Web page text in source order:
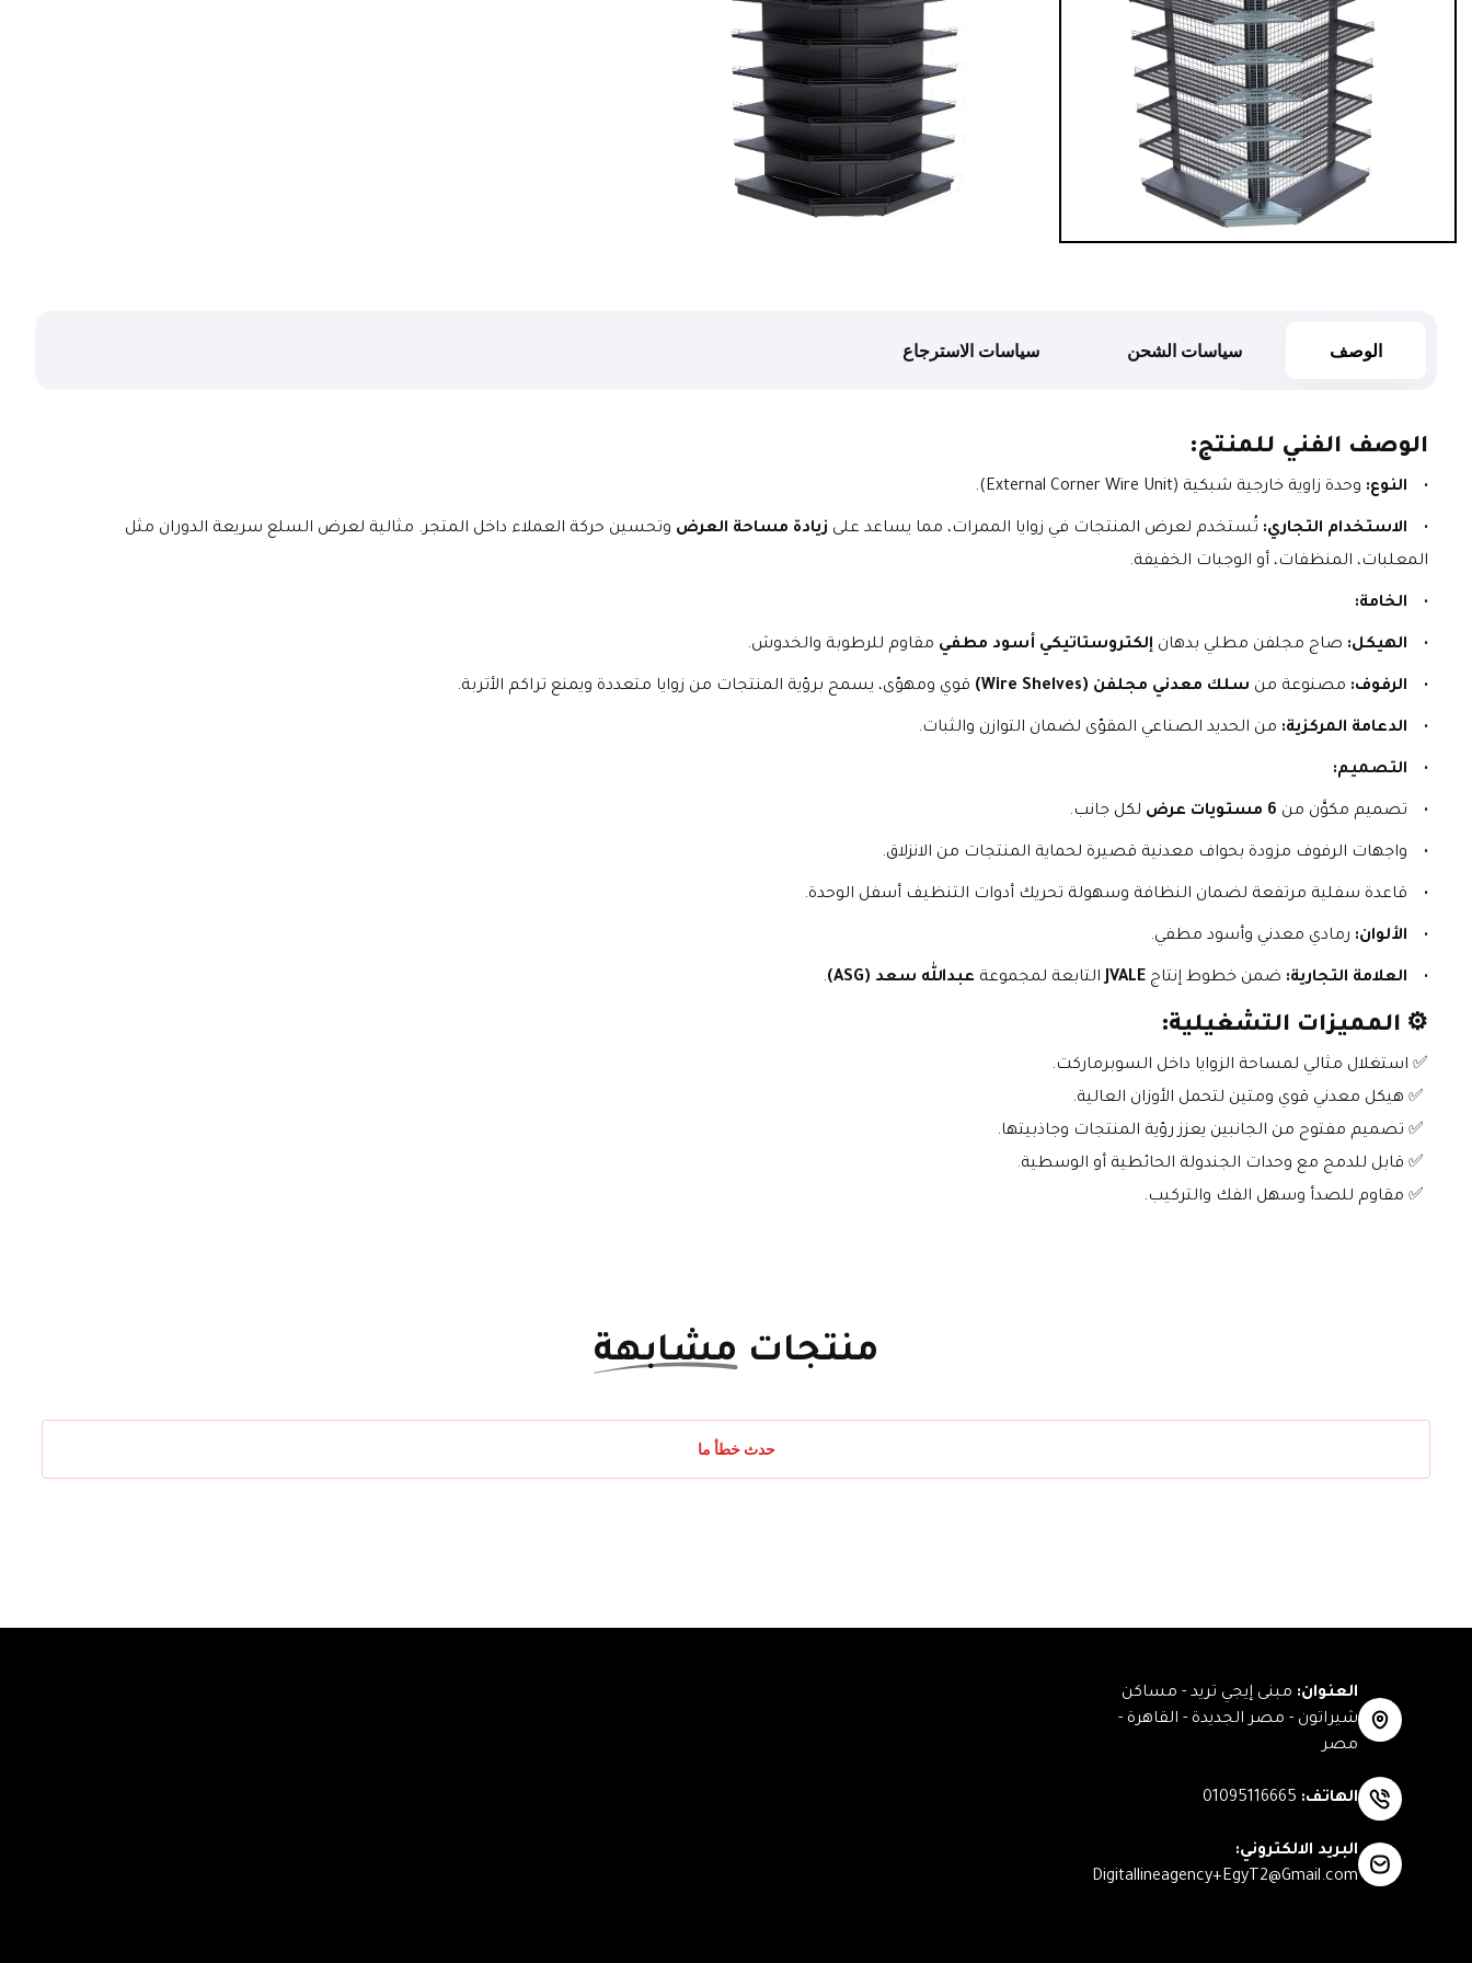
الوصف سياسات الشحن سياسات الاسترجاع
الوصف الفني للمنتج:
النوع: وحدة زاوية خارجية شبكية (External Corner Wire Unit).
الاستخدام التجاري: تُستخدم لعرض المنتجات في زوايا الممرات، مما يساعد على زيادة مساحة العرض
المعلبات، المنظفات، أو الوجبات الخفيفة.
الخامة:
الهيكل: صاج مجلفن مطلي بدهان إلكتروستاتيكي أسود مطفي مقاوم للرطوبة والخدوش.
الرفوف: مصنوعة من سلك معدني مجلفن (Wire Shelves) قوي ومهوّى، يسمح برؤية المنتجات من زوايا متعددة ويمنع تراكم الأتربة.
الدعامة المركزية: من الحديد الصناعي المقوّى لضمان التوازن والثبات.
التصميم:
تصميم مكوَّن من 6 مستويات عرض لكل جانب.
واجهات الرفوف مزودة بحواف معدنية قصيرة لحماية المنتجات من الانزلاق.
قاعدة سفلية مرتفعة لضمان النظافة وسهولة تحريك أدوات التنظيف أسفل الوحدة.
الألوان: رمادي معدني وأسود مطفي.
العلامة التجارية: ضمن خطوط إنتاج JVALE التابعة لمجموعة عبدالله سعد (ASG) .
⚙️ المميزات التشغيلية:
✅ استغلال مثالي لمساحة الزوايا داخل السوبرماركت.
منتجات مشابهة
حدث خطأ ما
العنوان: مبنى إيجي تريد - مساكن
شيراتون - مصر الجديدة - القاهرة -
مصر
الهاتف:
01095116665
البريد الالكتروني:
Digitallineagency+EgyT2@Gmail.com